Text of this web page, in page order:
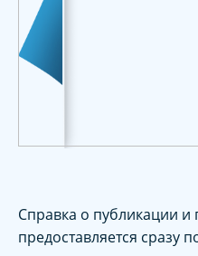
Справка о публикации и
предоставляется сразу